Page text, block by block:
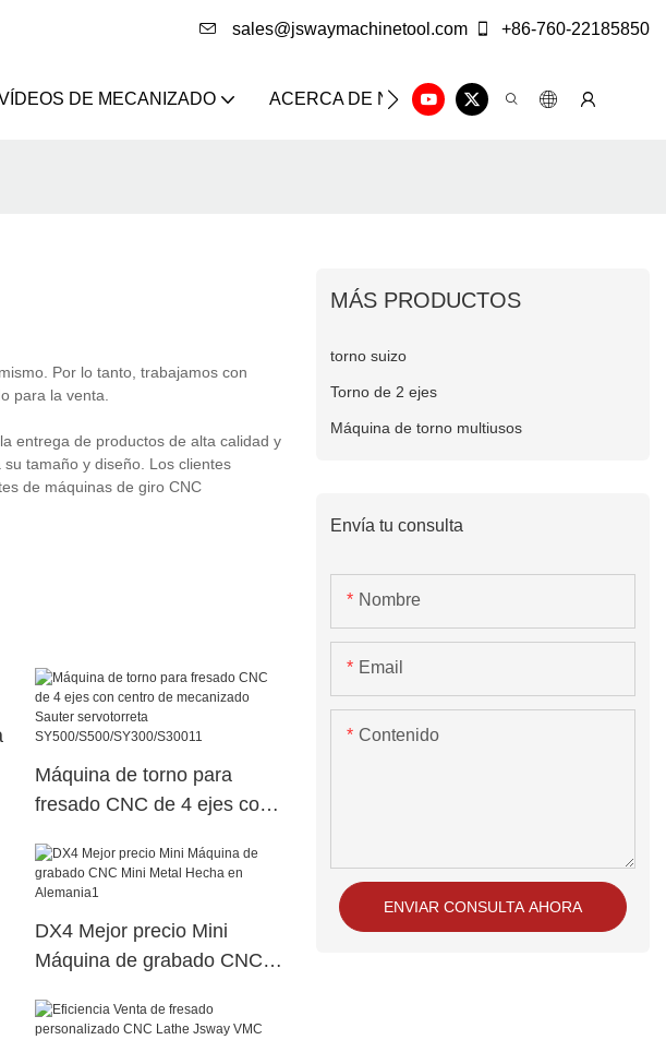
sales@jswaymachinetool.com +86-760-22185850
DE MECANIZADO ACERCA DE NOSOTROS SOLUCIÓN
Por lo tanto, trabajamos con
para la venta.
entrega de productos de alta calidad y
tamaño y diseño. Los clientes
de máquinas de giro CNC
Máquina de torno para
fresado CNC de 4 ejes con
Sauter servotorreta
SY500/S500/SY300/S30011
DX4 Mejor precio Mini
Máquina de grabado CNC
Alemania1
MÁS PRODUCTOS
torno suizo
Torno de 2 ejes
Máquina de torno multiusos
Envía tu consulta
Nombre
Email
Contenido
ENVIAR CONSULTA AHORA